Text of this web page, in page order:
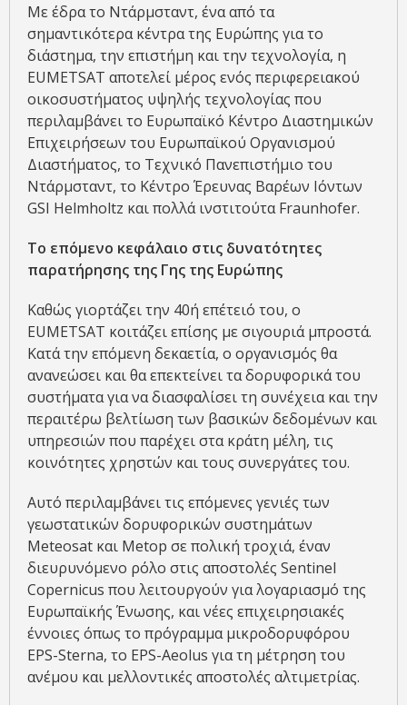
Με έδρα το Ντάρμσταντ, ένα από τα
σημαντικότερα κέντρα της Ευρώπης για το
διάστημα, την επιστήμη και την τεχνολογία, η
EUMETSAT αποτελεί μέρος ενός περιφερειακού
οικοσυστήματος υψηλής τεχνολογίας που
περιλαμβάνει το Ευρωπαϊκό Κέντρο Διαστημικών
Επιχειρήσεων του Ευρωπαϊκού Οργανισμού
Διαστήματος, το Τεχνικό Πανεπιστήμιο του
Ντάρμσταντ, το Κέντρο Έρευνας Βαρέων Ιόντων
GSI Helmholtz και πολλά ινστιτούτα Fraunhofer.
Το επόμενο κεφάλαιο στις δυνατότητες
παρατήρησης της Γης της Ευρώπης
Καθώς γιορτάζει την 40ή επέτειό του, ο
EUMETSAT κοιτάζει επίσης με σιγουριά μπροστά.
Κατά την επόμενη δεκαετία, ο οργανισμός θα
ανανεώσει και θα επεκτείνει τα δορυφορικά του
συστήματα για να διασφαλίσει τη συνέχεια και την
περαιτέρω βελτίωση των βασικών δεδομένων και
υπηρεσιών που παρέχει στα κράτη μέλη, τις
κοινότητες χρηστών και τους συνεργάτες του.
Αυτό περιλαμβάνει τις επόμενες γενιές των
γεωστατικών δορυφορικών συστημάτων
Meteosat και Metop σε πολική τροχιά, έναν
διευρυνόμενο ρόλο στις αποστολές Sentinel
Copernicus που λειτουργούν για λογαριασμό της
Ευρωπαϊκής Ένωσης, και νέες επιχειρησιακές
έννοιες όπως το πρόγραμμα μικροδορυφόρου
EPS-Sterna, το EPS-Aeolus για τη μέτρηση του
ανέμου και μελλοντικές αποστολές αλτιμετρίας.